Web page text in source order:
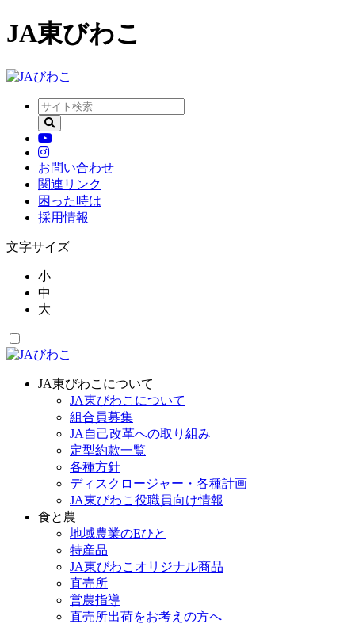
JA東びわこ
お問い合わせ
関連リンク
困った時は
採用情報
文字サイズ
小
中
大
JA東びわこについて
JA東びわこについて
組合員募集
JA自己改革への取り組み
定型約款一覧
各種方針
ディスクロージャー・各種計画
JA東びわこ役職員向け情報
食と農
地域農業のEひと
特産品
JA東びわこオリジナル商品
直売所
営農指導
直売所出荷をお考えの方へ